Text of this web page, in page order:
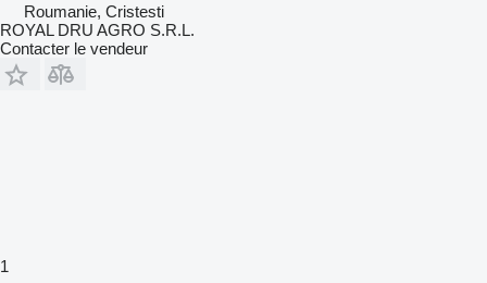
Roumanie, Cristesti
ROYAL DRU AGRO S.R.L.
Contacter le vendeur
1